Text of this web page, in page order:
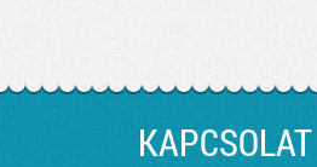
KAPCSOLAT